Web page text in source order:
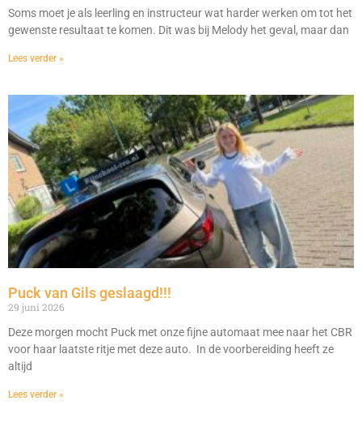
Soms moet je als leerling en instructeur wat harder werken om tot het
gewenste resultaat te komen. Dit was bij Melody het geval, maar dan
Lees verder »
Puck van Gils geslaagd!!!
29 juni 2026
Deze morgen mocht Puck met onze fijne automaat mee naar het CBR
voor haar laatste ritje met deze auto. In de voorbereiding heeft ze
altijd
Lees verder »